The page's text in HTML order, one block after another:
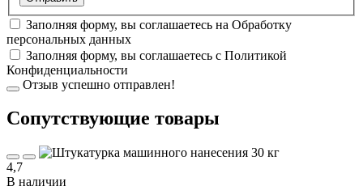
Заполняя форму, вы соглашаетесь на Обработку
персональных данных
Заполняя форму, вы соглашаетесь с Политикой
Конфиденциальности
Отзыв успешно отправлен!
Cопутствующие товары
4,7
В наличии